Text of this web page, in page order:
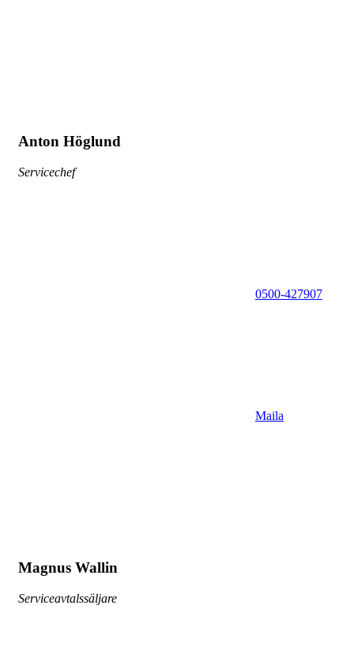
Anton Höglund
Servicechef
0500-427907
Maila
Magnus Wallin
Serviceavtalssäljare